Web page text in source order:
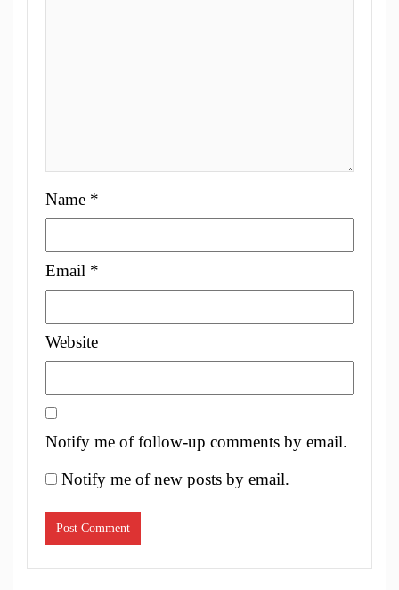
Name *
Email *
Website
Notify me of follow-up comments by email.
Notify me of new posts by email.